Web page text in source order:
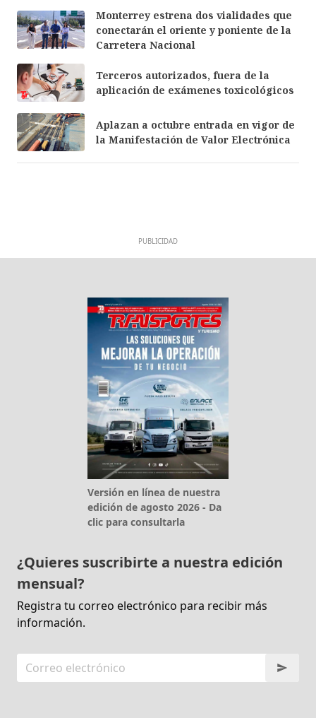
Monterrey estrena dos vialidades que
conectarán el oriente y poniente de la
Carretera Nacional
Terceros autorizados, fuera de la
aplicación de exámenes toxicológicos
Aplazan a octubre entrada en vigor de
la Manifestación de Valor Electrónica
PUBLICIDAD
Versión en línea de nuestra
edición de agosto 2026 - Da
clic para consultarla
¿Quieres suscribirte a nuestra edición
mensual?
Registra tu correo electrónico para recibir más
información.